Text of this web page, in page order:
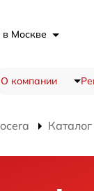
в Москве
О компании